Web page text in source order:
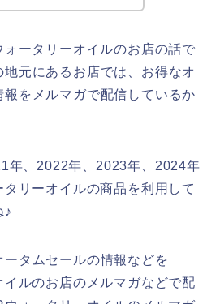
ータリーオイルのお店の話で
元にあるお店では、お得なオ
をメルマガで配信しているか
年、2022年、2023年、2024年
リーオイルの商品を利用して
♪
タムセールの情報などを
ルのお店のメルマガなどで配